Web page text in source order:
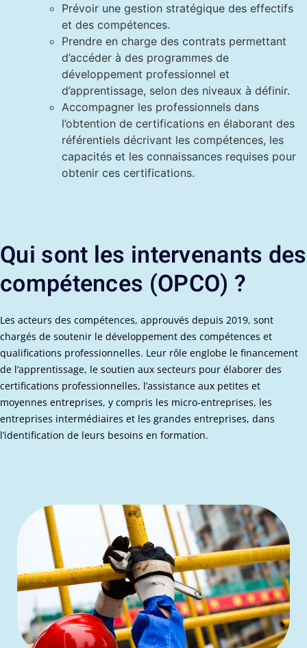
Prévoir une gestion stratégique des effectifs
et des compétences.
Prendre en charge des contrats permettant
d’accéder à des programmes de
développement professionnel et
d’apprentissage, selon des niveaux à définir.
Accompagner les professionnels dans
l’obtention de certifications en élaborant des
référentiels décrivant les compétences, les
capacités et les connaissances requises pour
obtenir ces certifications.
Qui sont les intervenants des
compétences (OPCO) ?
Les acteurs des compétences, approuvés depuis 2019, sont
chargés de soutenir le développement des compétences et
qualifications professionnelles. Leur rôle englobe le financement
de l’apprentissage, le soutien aux secteurs pour élaborer des
certifications professionnelles, l’assistance aux petites et
moyennes entreprises, y compris les micro-entreprises, les
entreprises intermédiaires et les grandes entreprises, dans
l’identification de leurs besoins en formation.